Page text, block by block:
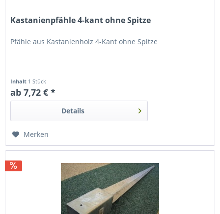
Kastanienpfähle 4-kant ohne Spitze
Pfähle aus Kastanienholz 4-Kant ohne Spitze
Inhalt 1 Stück
ab 7,72 € *
Details
Merken